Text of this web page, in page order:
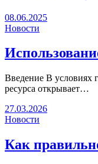
08.06.2025
Новости
Введение В условиях
ресурса открывает…
27.03.2026
Новости
Как